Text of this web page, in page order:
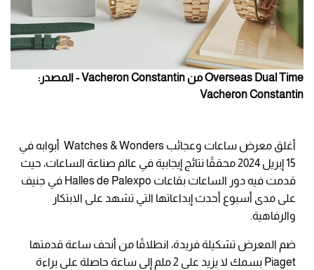
Overseas Dual Time من Vacheron Constantin - المصدر:
Vacheron Constantin
أغلق معرض ساعات وعجائب Watches & Wonders أبوابه في
15 إبريل 2024 محققًا نتائج إيجابية في عالم صناعة الساعات، حيث
قدمت فيه دور الساعات بقاعات Halles de Palexpo في جنيف
على مدى أسبوع أحدث إبداعاتها التي تشهد على الابتكار
والرفاهية.
ضم المعرض تشكيلة فريدة، انطلاقًا من أنحف ساعة قدمتها
Piaget بسمك لا يزيد على 2 ملم إلى ساعة حاصلة على براءة